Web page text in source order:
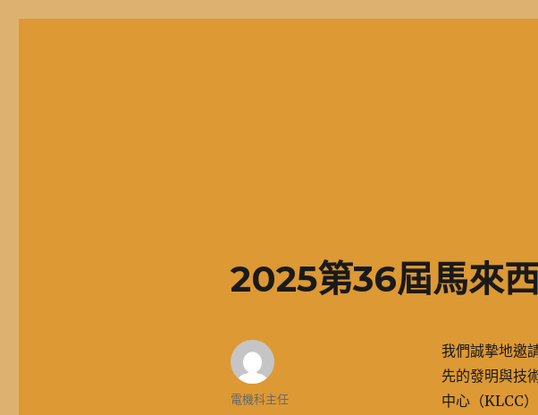
2025第36屆馬來
我們誠摯地邀
先的發明與技
中心（KLCC
作
電機科主任